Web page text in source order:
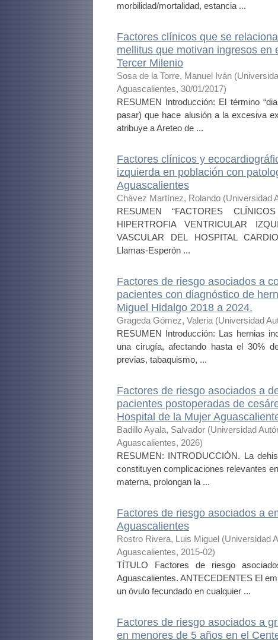
morbilidad/mortalidad, estancia ...
Factores clínicos que se
mellitus que motivan ingresos en
Tercer Milenio
Sosa de la Torre, Manuel Iván (
Aguascalientes, 30/01/2017)
RESUMEN Introducción: El término
pasar) que hace alusión a la excesiva
atribuye a Areteo de ...
Factores clínicos y
izquierda en población con
Aguascalientes
Chávez Martínez, Rolando (Universidad
RESUMEN “FACTORES
HIPERTROFIA VENTRICULAR
VASCULAR DEL HOSPITAL
Llamas-Esperón ...
Factores de riesgo asociados a
pacientes con diagnóstico de
Miguel Hidalgo 2018 a 2024.
Grageda Gómez, Valeria (Universidad
RESUMEN Introducción: Las hernias
una cirugía, afectando hasta el 30%
previas, tabaquismo, ...
Factores de riesgo asociados a
pacientes postoperadas de
Hospital de la Mujer
Badillo Ayala, Salvador (Universidad
Aguascalientes, 2026)
RESUMEN: INTRODUCCIÓN. La
constituyen complicaciones relevantes
materna, prolongan la ...
Factores de riesgo asociados a
Aguascalientes
Rostro Rivera, Luis Miguel (Universidad
Aguascalientes, 2015-02)
TÍTULO Factores de riesgo
Aguascalientes. ANTECEDENTES El
un óvulo fecundado en cualquier ...
Factores de riesgo asociados a
en menores de 5 años en el